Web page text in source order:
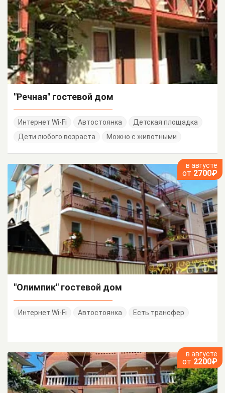
"Речная" гостевой дом
Интернет Wi-Fi Автостоянка
Детская площадка
Дети любого возраста
Можно с животными
в августе
от 2700₽
"Олимпик" гостевой дом
Интернет Wi-Fi Автостоянка Есть трансфер
в августе
от 2200₽